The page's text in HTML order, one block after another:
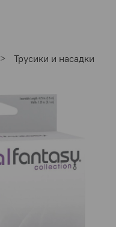
Трусики и насадки